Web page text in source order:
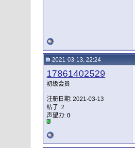
2021-03-13, 22:24
17861402529
初级会员
注册日期: 2021-03-13
帖子: 2
声望力: 0